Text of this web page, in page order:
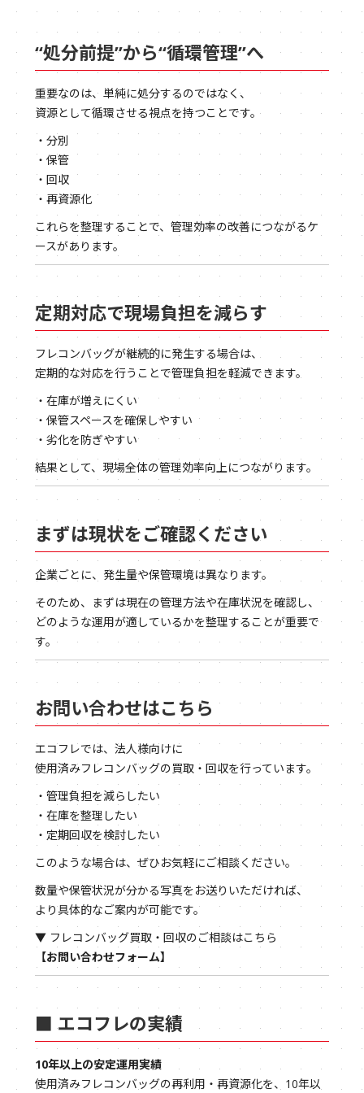
“処分前提”から“循環管理”へ
重要なのは、単純に処分するのではなく、
資源として循環させる視点を持つことです。
・分別
・保管
・回収
・再資源化
これらを整理することで、管理効率の改善につながるケ
ースがあります。
定期対応で現場負担を減らす
フレコンバッグが継続的に発生する場合は、
定期的な対応を行うことで管理負担を軽減できます。
・在庫が増えにくい
・保管スペースを確保しやすい
・劣化を防ぎやすい
結果として、現場全体の管理効率向上につながります。
まずは現状をご確認ください
企業ごとに、発生量や保管環境は異なります。
そのため、まずは現在の管理方法や在庫状況を確認し、
どのような運用が適しているかを整理することが重要で
す。
お問い合わせはこちら
エコフレでは、法人様向けに
使用済みフレコンバッグの買取・回収を行っています。
・管理負担を減らしたい
・在庫を整理したい
・定期回収を検討したい
このような場合は、ぜひお気軽にご相談ください。
数量や保管状況が分かる写真をお送りいただければ、
より具体的なご案内が可能です。
▼ フレコンバッグ買取・回収のご相談はこちら
【お問い合わせフォーム】
■ エコフレの実績
10年以上の安定運用実績
使用済みフレコンバッグの再利用・再資源化を、10年以